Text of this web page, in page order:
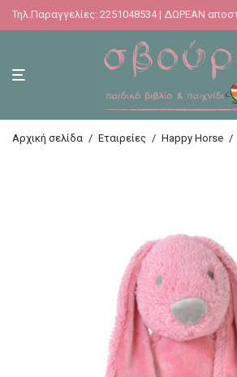
Τηλ.Παραγγελίες: 2251048534 | ΔΩΡΕΑΝ
Αρχική σελίδα / Εταιρείες / Happy Horse /